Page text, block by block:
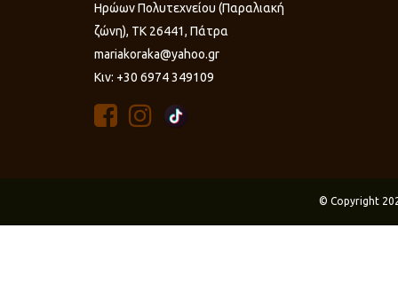
Ηρώων Πολυτεχνείου (Παραλιακή
ζώνη), ΤΚ 26441, Πάτρα
mariakoraka@yahoo.gr
Κιν: +30 6974 349109
© Copyright